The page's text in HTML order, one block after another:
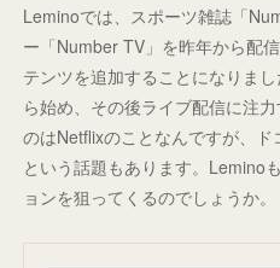
Leminoでは、スポーツ雑誌「
ー「Number TV」を昨年から配
テンツを追加することになりま
ら始め、その後ライブ配信に注
のはNetflixのことなんですが、
という話題もあります。Lemino
ョンを狙ってくるのでしょうか。